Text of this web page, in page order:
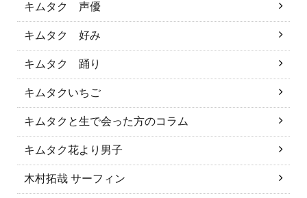
キムタク 声優
キムタク 好み
キムタク 踊り
キムタクいちご
キムタクと生で会った方のコラム
キムタク花より男子
木村拓哉 サーフィン